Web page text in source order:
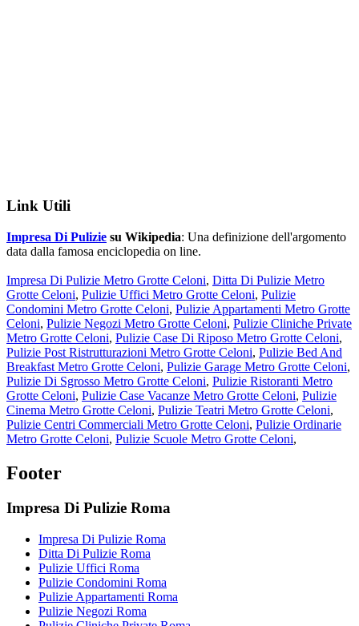
Link Utili
Impresa Di Pulizie su Wikipedia: Una definizione dell'argomento
data dalla famosa enciclopedia on line.
Impresa Di Pulizie Metro Grotte Celoni, Ditta Di Pulizie Metro
Grotte Celoni, Pulizie Uffici Metro Grotte Celoni, Pulizie
Condomini Metro Grotte Celoni, Pulizie Appartamenti Metro Grotte
Celoni, Pulizie Negozi Metro Grotte Celoni, Pulizie Cliniche Private
Metro Grotte Celoni, Pulizie Case Di Riposo Metro Grotte Celoni,
Pulizie Post Ristrutturazioni Metro Grotte Celoni, Pulizie Bed And
Breakfast Metro Grotte Celoni, Pulizie Garage Metro Grotte Celoni,
Pulizie Di Sgrosso Metro Grotte Celoni, Pulizie Ristoranti Metro
Grotte Celoni, Pulizie Case Vacanze Metro Grotte Celoni, Pulizie
Cinema Metro Grotte Celoni, Pulizie Teatri Metro Grotte Celoni,
Pulizie Centri Commerciali Metro Grotte Celoni, Pulizie Ordinarie
Metro Grotte Celoni, Pulizie Scuole Metro Grotte Celoni,
Footer
Impresa Di Pulizie Roma
Impresa Di Pulizie Roma
Ditta Di Pulizie Roma
Pulizie Uffici Roma
Pulizie Condomini Roma
Pulizie Appartamenti Roma
Pulizie Negozi Roma